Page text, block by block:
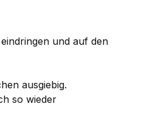
und auf den
ausgiebig.
so wieder